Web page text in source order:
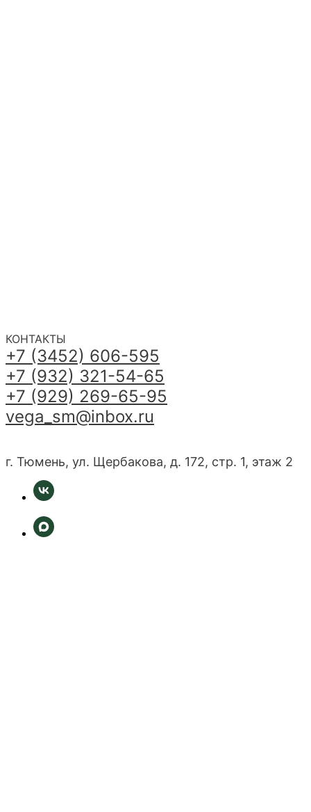
КОНТАКТЫ
+7 (3452) 606-595
+7 (932) 321-54-65
+7 (929) 269-65-95
vega_sm@inbox.ru
г. Тюмень, ул. Щербакова, д. 172, стр. 1, этаж 2